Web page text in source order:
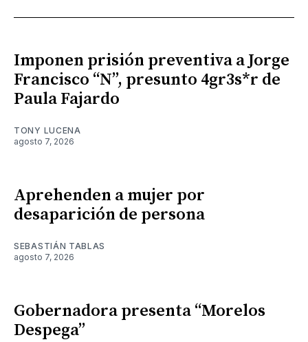
Imponen prisión preventiva a Jorge
Francisco “N”, presunto 4gr3s*r de
Paula Fajardo
TONY LUCENA
agosto 7, 2026
Aprehenden a mujer por
desaparición de persona
SEBASTIÁN TABLAS
agosto 7, 2026
Gobernadora presenta “Morelos
Despega”